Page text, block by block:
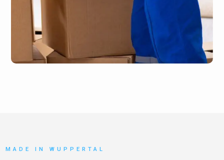
MADE IN WUPPERTAL